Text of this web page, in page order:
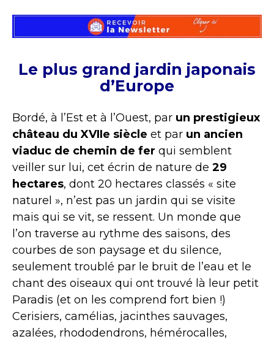
Le plus grand jardin japonais
d’Europe
Bordé, à l’Est et à l’Ouest, par un prestigieux
château du XVIIe siècle et par un ancien
viaduc de chemin de fer qui semblent
veiller sur lui, cet écrin de nature de 29
hectares, dont 20 hectares classés « site
naturel », n’est pas un jardin qui se visite
mais qui se vit, se ressent. Un monde que
l’on traverse au rythme des saisons, des
courbes de son paysage et du silence,
seulement troublé par le bruit de l’eau et le
chant des oiseaux qui ont trouvé là leur petit
Paradis (et on les comprend fort bien !)
Cerisiers, camélias, jacinthes sauvages,
azalées, rhododendrons, hémérocalles,